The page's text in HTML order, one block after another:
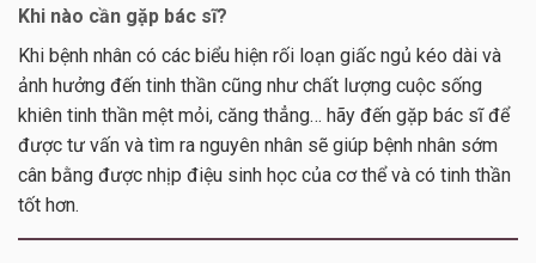
Khi nào cần gặp bác sĩ?
Khi bệnh nhân có các biểu hiện rối loạn giấc ngủ kéo dài và
ảnh hưởng đến tinh thần cũng như chất lượng cuộc sống
khiên tinh thần mệt mỏi, căng thẳng… hãy đến gặp bác sĩ để
được tư vấn và tìm ra nguyên nhân sẽ giúp bệnh nhân sớm
cân bằng được nhịp điệu sinh học của cơ thể và có tinh thần
tốt hơn.